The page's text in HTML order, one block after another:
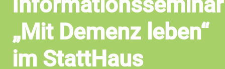
„Mit Demenz leben“
im StattHaus